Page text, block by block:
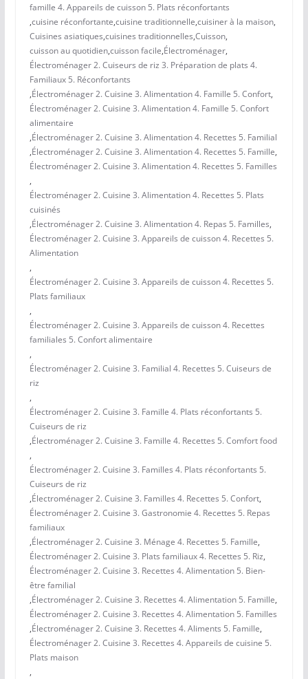
famille 4. Appareils de cuisson 5. Plats réconfortants
,cuisine réconfortante,cuisine traditionnelle,cuisiner à la maison,
Cuisines asiatiques,cuisines traditionnelles,Cuisson,
cuisson au quotidien,cuisson facile,Électroménager,
Électroménager 2. Cuiseurs de riz 3. Préparation de plats 4.
Familiaux 5. Réconfortants
,Électroménager 2. Cuisine 3. Alimentation 4. Famille 5. Confort,
Électroménager 2. Cuisine 3. Alimentation 4. Famille 5. Confort
alimentaire
,Électroménager 2. Cuisine 3. Alimentation 4. Recettes 5. Familial
,Électroménager 2. Cuisine 3. Alimentation 4. Recettes 5. Famille,
Électroménager 2. Cuisine 3. Alimentation 4. Recettes 5. Familles
,
Électroménager 2. Cuisine 3. Alimentation 4. Recettes 5. Plats
cuisinés
,Électroménager 2. Cuisine 3. Alimentation 4. Repas 5. Familles,
Électroménager 2. Cuisine 3. Appareils de cuisson 4. Recettes 5.
Alimentation
,
Électroménager 2. Cuisine 3. Appareils de cuisson 4. Recettes 5.
Plats familiaux
,
Électroménager 2. Cuisine 3. Appareils de cuisson 4. Recettes
familiales 5. Confort alimentaire
,
Électroménager 2. Cuisine 3. Familial 4. Recettes 5. Cuiseurs de
riz
,
Électroménager 2. Cuisine 3. Famille 4. Plats réconfortants 5.
Cuiseurs de riz
,Électroménager 2. Cuisine 3. Famille 4. Recettes 5. Comfort food
,
Électroménager 2. Cuisine 3. Familles 4. Plats réconfortants 5.
Cuiseurs de riz
,Électroménager 2. Cuisine 3. Familles 4. Recettes 5. Confort,
Électroménager 2. Cuisine 3. Gastronomie 4. Recettes 5. Repas
familiaux
,Électroménager 2. Cuisine 3. Ménage 4. Recettes 5. Famille,
Électroménager 2. Cuisine 3. Plats familiaux 4. Recettes 5. Riz,
Électroménager 2. Cuisine 3. Recettes 4. Alimentation 5. Bien-
être familial
,Électroménager 2. Cuisine 3. Recettes 4. Alimentation 5. Famille,
Électroménager 2. Cuisine 3. Recettes 4. Alimentation 5. Familles
,Électroménager 2. Cuisine 3. Recettes 4. Aliments 5. Famille,
Électroménager 2. Cuisine 3. Recettes 4. Appareils de cuisine 5.
Plats maison
,